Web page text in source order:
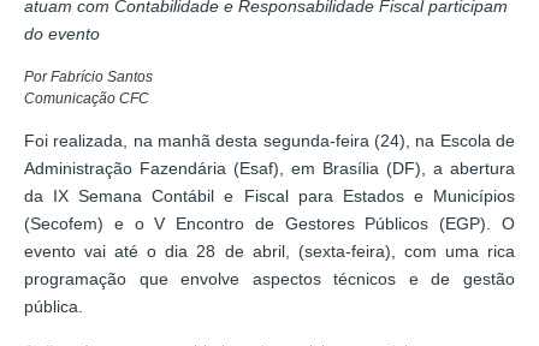
atuam com Contabilidade e Responsabilidade Fiscal participam
do evento
Por Fabrício Santos
Comunicação CFC
Foi realizada, na manhã desta segunda-feira (24), na Escola de
Administração Fazendária (Esaf), em Brasília (DF), a abertura
da IX Semana Contábil e Fiscal para Estados e Municípios
(Secofem) e o V Encontro de Gestores Públicos (EGP). O
evento vai até o dia 28 de abril, (sexta-feira), com uma rica
programação que envolve aspectos técnicos e de gestão
pública.